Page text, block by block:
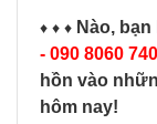
♦ ♦ ♦ Nào,
- 090 8060 740
hồn vào
hôm nay!